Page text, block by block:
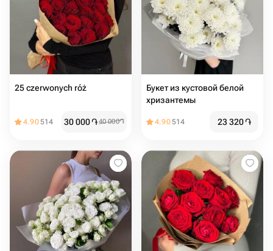
25 czerwonych róż
4.90514 30 000֏40 000֏
Букет из кустовой белой
хризантемы
4.90514 23 320֏